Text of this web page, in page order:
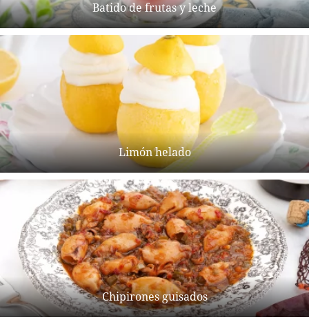
Batido de frutas y leche
Limón helado
Chipirones guisados